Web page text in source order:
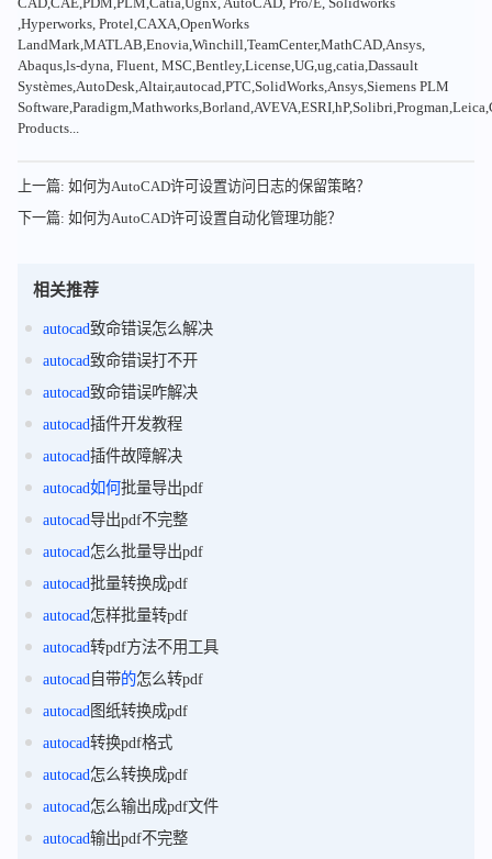
,Hyperworks, Protel,CAXA,OpenWorks
LandMark,MATLAB,Enovia,Winchill,TeamCenter,MathCAD,Ansys,
Abaqus,ls-dyna, Fluent, MSC,Bentley,License,UG,ug,catia,Dassault
Systèmes,AutoDesk,Altair,autocad,PTC,SolidWorks,Ansys,Siemens PLM
Products...
上一篇: 如何为AutoCAD许可设置访问日志的保留策略？
下一篇: 如何为AutoCAD许可设置自动化管理功能？
相关推荐
autocad致命错误怎么解决
autocad致命错误打不开
autocad致命错误咋解决
autocad插件开发教程
autocad插件故障解决
autocad如何批量导出pdf
autocad导出pdf不完整
autocad怎么批量导出pdf
autocad批量转换成pdf
autocad怎样批量转pdf
autocad转pdf方法不用工具
autocad 自带的怎么转pdf
autocad图纸转换成pdf
autocad转换pdf格式
autocad怎么转换成pdf
autocad怎么输出成pdf文件
autocad输出pdf不完整